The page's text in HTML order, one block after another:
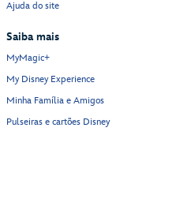
Ajuda do site
Saiba mais
MyMagic+
My Disney Experience
Minha Família e Amigos
Pulseiras e cartões Disney